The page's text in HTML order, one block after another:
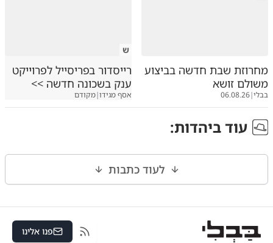
מחרוזת שבת חדשה בביצוע
משולם זושא
בבלי|
06.08.26
ש
רייסדור בפריסייל לפרוייקט
ענק בשכונה חדשה >>
אסף מגידו|מקודם
עוד ביהדות:
לעוד כתבות
RSS פנו אלינו